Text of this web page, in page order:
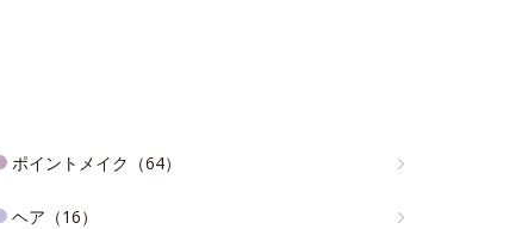
ポイントメイク（64）
ヘア（16）